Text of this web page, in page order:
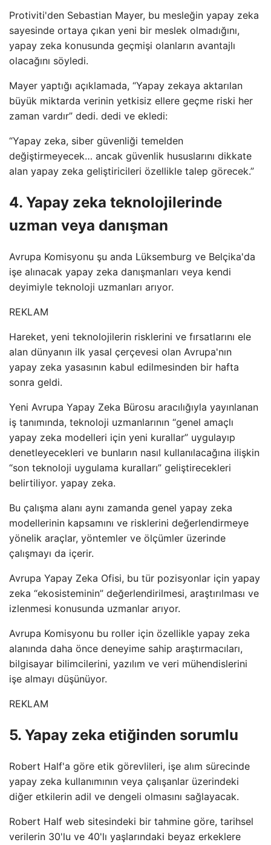
Protiviti'den Sebastian Mayer, bu mesleğin yapay zeka
sayesinde ortaya çıkan yeni bir meslek olmadığını,
yapay zeka konusunda geçmişi olanların avantajlı
olacağını söyledi.
Mayer yaptığı açıklamada, “Yapay zekaya aktarılan
büyük miktarda verinin yetkisiz ellere geçme riski her
zaman vardır” dedi. dedi ve ekledi:
“Yapay zeka, siber güvenliği temelden
değiştirmeyecek… ancak güvenlik hususlarını dikkate
alan yapay zeka geliştiricileri özellikle talep görecek.”
4. Yapay zeka teknolojilerinde
uzman veya danışman
Avrupa Komisyonu şu anda Lüksemburg ve Belçika'da
işe alınacak yapay zeka danışmanları veya kendi
deyimiyle teknoloji uzmanları arıyor.
REKLAM
Hareket, yeni teknolojilerin risklerini ve fırsatlarını ele
alan dünyanın ilk yasal çerçevesi olan Avrupa'nın
yapay zeka yasasının kabul edilmesinden bir hafta
sonra geldi.
Yeni Avrupa Yapay Zeka Bürosu aracılığıyla yayınlanan
iş tanımında, teknoloji uzmanlarının “genel amaçlı
yapay zeka modelleri için yeni kurallar” uygulayıp
denetleyecekleri ve bunların nasıl kullanılacağına ilişkin
“son teknoloji uygulama kuralları” geliştirecekleri
belirtiliyor. yapay zeka.
Bu çalışma alanı aynı zamanda genel yapay zeka
modellerinin kapsamını ve risklerini değerlendirmeye
yönelik araçlar, yöntemler ve ölçümler üzerinde
çalışmayı da içerir.
Avrupa Yapay Zeka Ofisi, bu tür pozisyonlar için yapay
zeka “ekosisteminin” değerlendirilmesi, araştırılması ve
izlenmesi konusunda uzmanlar arıyor.
Avrupa Komisyonu bu roller için özellikle yapay zeka
alanında daha önce deneyime sahip araştırmacıları,
bilgisayar bilimcilerini, yazılım ve veri mühendislerini
işe almayı düşünüyor.
REKLAM
5. Yapay zeka etiğinden sorumlu
Robert Half'a göre etik görevlileri, işe alım sürecinde
yapay zeka kullanımının veya çalışanlar üzerindeki
diğer etkilerin adil ve dengeli olmasını sağlayacak.
Robert Half web sitesindeki bir tahmine göre, tarihsel
verilerin 30'lu ve 40'lı yaşlarındaki beyaz erkeklere